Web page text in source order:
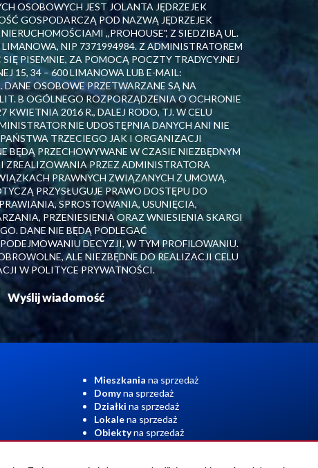
OSOBOWYCH JEST JOLANTA JĘDRZEJEK
GOSPODARCZĄ POD NAZWĄ JĘDRZEJEK
,,PROHOUSE", Z SIEDZIBĄ UL.
LIMANOWA, NIP 7371994984. Z ADMINISTRATOREM
PISEMNIE, ZA POMOCĄ POCZTY TRADYCYJNEJ
15, 34 – 600 LIMANOWA LUB E-MAIL:
DANE OSOBOWE PRZETWARZANE SĄ NA
B OGÓLNEGO ROZPORZĄDZENIA O OCHRONIE
KWIETNIA 2016 R., DALEJ RODO, TJ. W CELU
NIE UDOSTĘPNIA DANYCH ANI NIE
TRZECIEGO JAK I ORGANIZACJI
BĘDĄ PRZECHOWYWANE W CZASIE NIEZBĘDNYM
PRZEZ ADMINISTRATORA
PRAWNYCH ZWIĄZANYCH Z UMOWĄ.
PRZYSŁUGUJE PRAWO DOSTĘPU DO
SPROSTOWANIA, USUNIĘCIA,
PRZENIESIENIA ORAZ WNIESIENIA SKARGI
DANE NIE BĘDĄ PODLEGAĆ
DECYZJI, W TYM PROFILOWANIU.
ALE NIEZBĘDNE DO REALIZACJI CELU
W POLITYCE PRYWATNOŚCI.
Mieszkania na sprzedaż
Domyna sprzedaż
Działki na sprzedaż
Lokalena sprzedaż
Obiektyna sprzedaż